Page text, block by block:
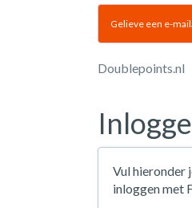
Gelieve een e-
Doublepoints.nl
Vul hieronder
inloggen met